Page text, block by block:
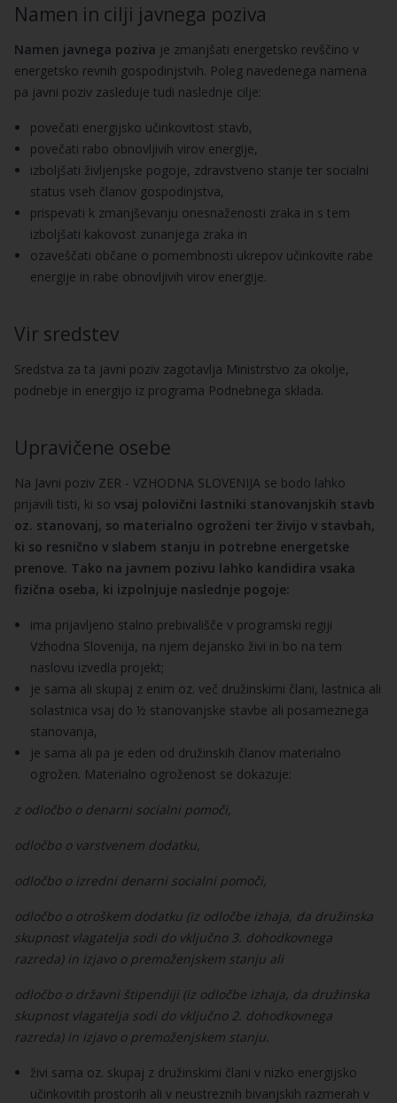
Namen in cilji javnega poziva
Namen javnega poziva je zmanjšati energetsko revščino v
energetsko revnih gospodinjstvih. Poleg navedenega namena
pa javni poziv zasleduje tudi naslednje cilje:
povečati energijsko učinkovitost stavb,
povečati rabo obnovljivih virov energije,
izboljšati življenjske pogoje, zdravstveno stanje ter socialni
status vseh članov gospodinjstva,
prispevati k zmanjševanju onesnaženosti zraka in s tem
izboljšati kakovost zunanjega zraka in
ozaveščati občane o pomembnosti ukrepov učinkovite rabe
energije in rabe obnovljivih virov energije.
Vir sredstev
Sredstva za ta javni poziv zagotavlja Ministrstvo za okolje,
podnebje in energijo iz programa Podnebnega sklada.
Upravičene osebe
Na Javni poziv ZER - VZHODNA SLOVENIJA se bodo lahko
prijavili tisti, ki so vsaj polovični lastniki stanovanjskih stavb
oz. stanovanj, so materialno ogroženi ter živijo v stavbah,
ki so resnično v slabem stanju in potrebne energetske
prenove. Tako na javnem pozivu lahko kandidira vsaka
fizična oseba, ki izpolnjuje naslednje pogoje:
ima prijavljeno stalno prebivališče v programski regiji
Vzhodna Slovenija, na njem dejansko živi in bo na tem
naslovu izvedla projekt;
je sama ali skupaj z enim oz. več družinskimi člani, lastnica ali
solastnica vsaj do ½ stanovanjske stavbe ali posameznega
stanovanja,
je sama ali pa je eden od družinskih članov materialno
ogrožen. Materialno ogroženost se dokazuje:
z odločbo o denarni socialni pomoči,
odločbo o varstvenem dodatku,
odločbo o izredni denarni socialni pomoči,
odločbo o otroškem dodatku (iz odločbe izhaja, da družinska
skupnost vlagatelja sodi do vključno 3. dohodkovnega
razreda) in izjavo o premoženjskem stanju ali
odločbo o državni štipendiji (iz odločbe izhaja, da družinska
skupnost vlagatelja sodi do vključno 2. dohodkovnega
razreda) in izjavo o premoženjskem stanju.
živi sama oz. skupaj z družinskimi člani v nizko energijsko
učinkovitih prostorih ali v neustreznih bivanjskih razmerah v